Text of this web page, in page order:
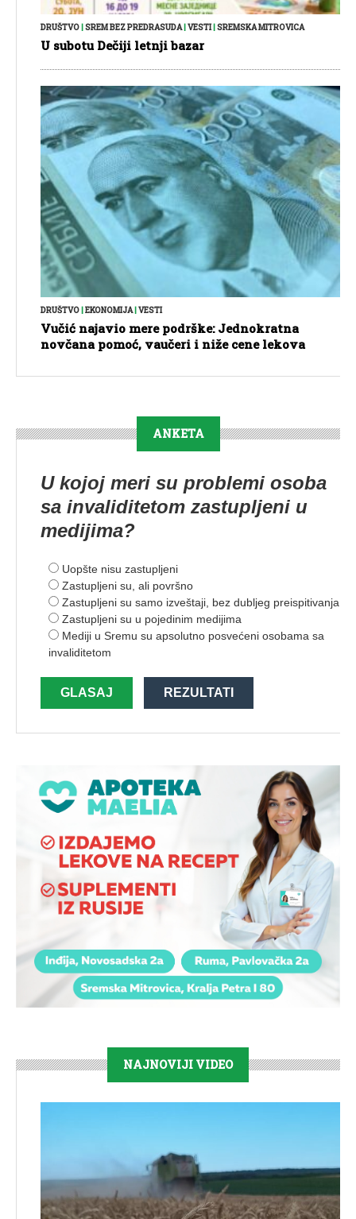
DRUŠTVO SREM BEZ PREDRASUDA| VESTI| SREMSKA MITROVICA
U subotu Dečiji letnji bazar
DRUŠTVO|EKONOMIJA|VESTI
Vučić najavio mere podrške: Jednokratna
novčana pomoć, vaučeri i niže cene lekova
ANKETA
U kojoj meri su problemi osoba
sa invaliditetom zastupljeni u
medijima?
Uopšte nisu zastupljeni
Zastupljeni su, ali površno
Zastupljeni su samo izveštaji, bez dubljeg preispitivanja
Zastupljeni su u pojedinim medijima
Mediji u Sremu su apsolutno posvećeni osobama sa
invaliditetom
GLASAJ REZULTATI
NAJNOVIJI VIDEO